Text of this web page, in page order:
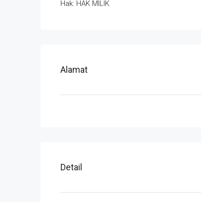
Hak: HAK MILIK
Alamat
Detail